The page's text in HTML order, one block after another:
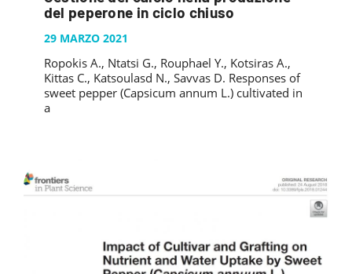
SYSMAN PROGETTI & SERVIZI SRL
TASK 3.6
TASK 3.7
TASK 3.8
TASK 3.9
PUBBLICAZIONI
ARTICOLO DELLA SETTIMANA
TESI DI LAUREA
GALLERY
FOTO GALLERY
VIDEO GALLERY
CONTATTI
del peperone in ciclo chiuso
29 MARZO 2021
Ropokis A., Ntatsi G., Rouphael Y., Kotsiras A.,
Kittas C., Katsoulasd N., Savvas D. Responses of
sweet pepper (Capsicum annum L.) cultivated in
a